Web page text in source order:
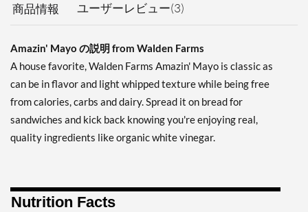
商品情報 ユーザーレビュー(3)
Amazin' Mayo の説明 from Walden Farms
A house favorite, Walden Farms Amazin' Mayo is classic as
can be in flavor and light whipped texture while being free
from calories, carbs and dairy. Spread it on bread for
sandwiches and kick back knowing you're enjoying real,
quality ingredients like organic white vinegar.
Nutrition Facts